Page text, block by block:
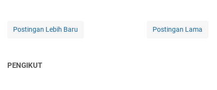
Postingan Lebih Baru Postingan Lama
PENGIKUT